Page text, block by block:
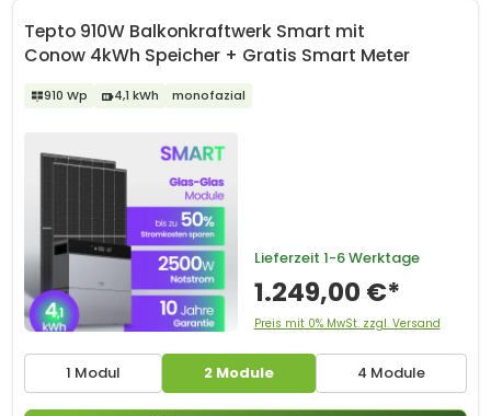
Tepto 910W Balkonkraftwerk Smart mit
Conow 4kWh Speicher + Gratis Smart Meter
910 Wp 4,1 kWh monofazial
1 Modul 2 Module 4 Module
Lieferzeit 1-6 Werktage
1.249,00 €*
Preis mit 0% MwSt. zzgl. Versand